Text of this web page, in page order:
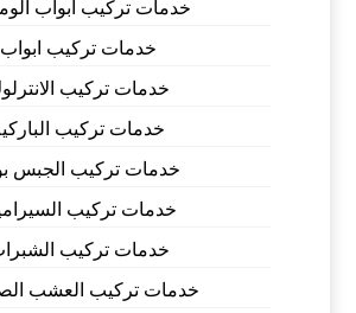
خدمات تركيب أبواب
خدمات تركيب ابواب
خدمات تركيب
خدمات تركيب
خدمات تركيب الجبس
خدمات تركيب
خدمات تركيب
خدمات تركيب العشب